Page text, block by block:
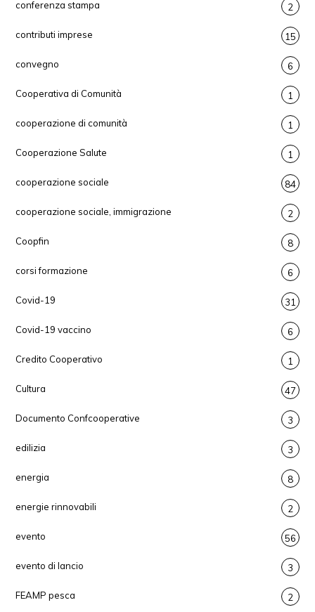
conferenza stampa 2
contributi imprese 15
convegno 6
Cooperativa di Comunità 1
cooperazione di comunità 1
Cooperazione Salute 1
cooperazione sociale 84
cooperazione sociale, immigrazione 2
Coopfin 8
corsi formazione 6
Covid-19 31
Covid-19 vaccino 6
Credito Cooperativo 1
Cultura 47
Documento Confcooperative 3
edilizia 3
energia 8
energie rinnovabili 2
evento 56
evento di lancio 3
FEAMP pesca 2